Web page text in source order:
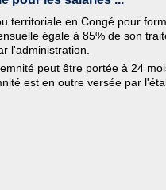
territoriale en Congé pour
égale à 85% de son
l'administration.
peut être portée à 24
est en outre versée par